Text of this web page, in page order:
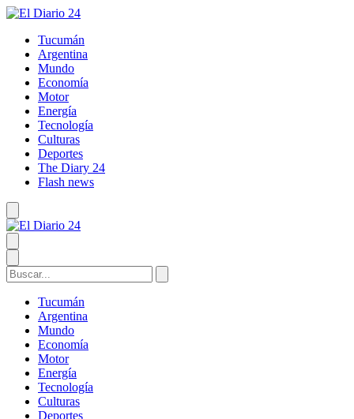
Tucumán
Argentina
Mundo
Economía
Motor
Energía
Tecnología
Culturas
Deportes
The Diary 24
Flash news
Tucumán
Argentina
Mundo
Economía
Motor
Energía
Tecnología
Culturas
Deportes